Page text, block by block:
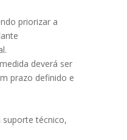
priorizar a
deverá ser
prazo definido e
suporte técnico,